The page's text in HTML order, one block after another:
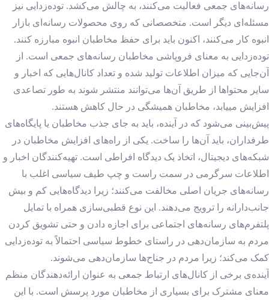
رسانه‌های جمعی فعالیت می‌کنند، به چالش می‌کشد. توده‌زدایی نیز
مسئله‌ای دیگر است. متخصصانی که روی محصولات رسانه‌ای بازار
انبوه کار می‌کنند، اکنون باید برای حفظ مخاطبان انبوه مبارزه کنند.
توده‌زدایی به معنای فروپاشی مخاطبان رسانه‌های جمعی است. از
آن‌جایی که میزان اطلاعات تولید شده و تعداد کانال‌هایی که اخبار و
سایر محتواها از طریق آن‌ها می‌توانند منتشر شوند به طور تصاعدی
افزایش می‎یابد، مخاطبان همیشگی در حال کاهش هستند.
پیش‌بینی می‌شود که در آینده، باید به جای جذب مخاطبان یا پایگاه‌های
طرفداران، باید آن‌ها را ساخت. یکی از راه‌های افزایش مخاطبان در
شبکه‌های دیجیتال، اتخاذ یک دیدگاه افراطی است. تهیه‌کنندگان اخبار و
اطلاعات سرگرمی در سمت راست و چپ طیف سیاسی اغلب با
رسانه‌های جریان اصلی مخالفت می‌کنند؛ زیرا دیدگاه‌هایی کم و بیش
جانب‌دارانه را ترویج می‌دهند. این نوع قطبی‌سازی همراه با تمایل
پلتفرم‌های رسانه‌های اجتماعی برای اجازه دادن و حتی تشویق کردن
مردم به سازمان‌دهی در راستای خطوط سیاسی احتمالاً به توده‌زدایی
کمک می‌کند؛ زیرا مردم در جناح‌ها سازمان‌دهی می‌شوند.
آینده‌ی برخی از کانال‌های ارتباط جمعی به عنوان ارائه‌دهندگان منظم
معنای مشترک برای بسیاری از مخاطبان مورد پرسش است. با این